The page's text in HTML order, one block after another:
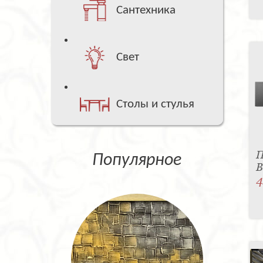
Сантехника
Свет
Столы и стулья
Популярное